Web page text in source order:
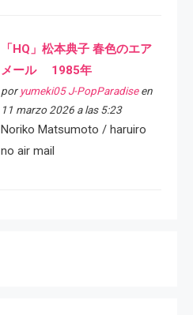
「HQ」松本典子 春色のエア
メール 1985年
por yumeki05 J-PopParadiseen
11 marzo 2026 a las 5:23
Noriko Matsumoto / haruiro
no air mail